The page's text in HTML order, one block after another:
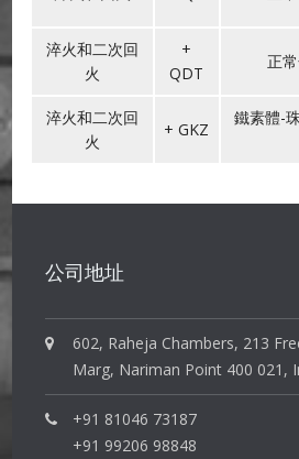
淬火和二次回
火
+
QDT
正
淬火和二次回
火
+ GKZ
鐵素體-
公司地址
602, Raheja Chambers, 213
Marg, Nariman Point 400 021,
+91 81046 73187
+91 99206 98848